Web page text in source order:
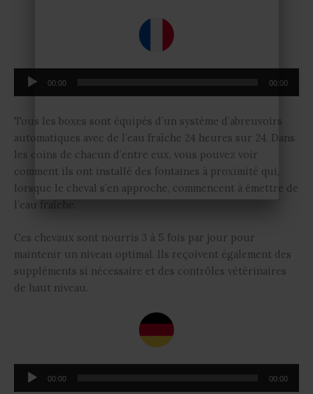
Reproductor
00:00 00:00
Tous les boxes sont équipés d’un système d’abreuvoirs
automatiques avec de l’eau fraîche 24 heures sur 24. Dans
les coins de chacun d’entre eux, vous pouvez voir
comment ils ont installé des fontaines à proximité qui,
lorsque le cheval s’en approche, commencent à émettre de
l’eau fraîche.
Ces chevaux sont nourris 3 à 5 fois par jour pour
maintenir un niveau optimal. Ils reçoivent également des
suppléments si nécessaire et des contrôles vétérinaires
de haut niveau.
Reproductor
00:00 00:00